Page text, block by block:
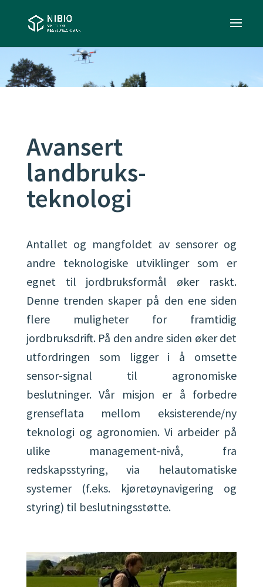
Avansert
landbruks-
teknologi
Antallet og mangfoldet av sensorer og
andre teknologiske utviklinger som er
egnet til jordbruksformål øker raskt.
Denne trenden skaper på den ene siden
flere muligheter for framtidig
jordbruksdrift. På den andre siden øker det
utfordringen som ligger i å omsette
sensor-signal til agronomiske
beslutninger. Vår misjon er å forbedre
grenseflata mellom eksisterende/ny
teknologi og agronomien. Vi arbeider på
ulike management-nivå, fra
redskapsstyring, via helautomatiske
systemer (f.eks. kjøretøynavigering og
styring) til beslutningsstøtte.